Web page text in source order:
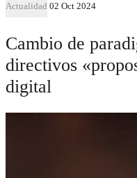
Actualidad 02 Oct 2024
Cambio de
directivos
digital